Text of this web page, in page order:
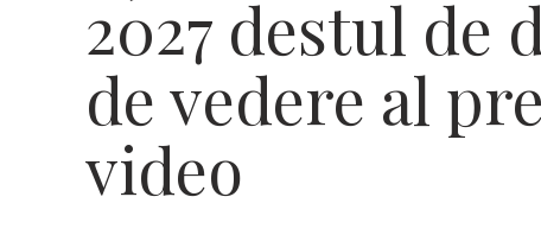
2027 destul
de vedere al
video